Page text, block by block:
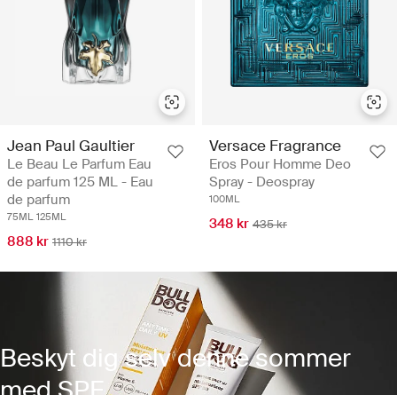
Jean Paul Gaultier
Le Beau Le Parfum Eau
de parfum 125 ML - Eau
de parfum
75ML 125ML
888 kr 1110 kr
Versace Fragrance
Eros Pour Homme Deo
Spray - Deospray
100ML
348 kr 435 kr
Beskyt dig selv denne sommer